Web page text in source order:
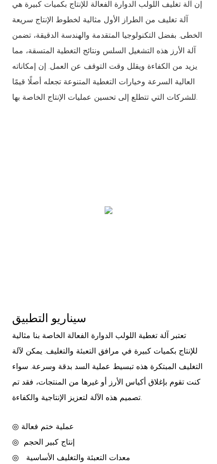
إن آلة تغليف اللولب الدوارة الفعالة للإنتاج بكميات كبيرة هي
آلة تغليف من الطراز الأول مثالية لخطوط الإنتاج سريعة
الخطى. بفضل التكنولوجيا المتقدمة والهندسة الدقيقة، تضمن
آلة الأرز هذه التشغيل السلس ونتائج التغطية المتسقة، مما
يزيد من الكفاءة ويقلل وقت التوقف عن العمل. إن إمكاناته
العالية السرعة وخيارات التغطية المتنوعة تجعله أصلًا قيمًا
للشركات التي تتطلع إلى تحسين عمليات الإنتاج الخاصة بها.
سيناريو التطبيق
تعتبر آلة تغطية اللولب الدوارة الفعالة الخاصة بنا مثالية
للإنتاج بكميات كبيرة في مرافق التعبئة والتغليف. يمكن لآلة
التغليف المبتكرة هذه تبسيط عملية السد بدقة وسرعة. سواء
كنت تقوم بإغلاق أكياس الأرز أو غيرها من المنتجات، فقد تم
تصميم هذه الآلة لتعزيز الإنتاجية والكفاءة.
◎
إنتاج كبير الحجم
◎
معدات التعبئة والتغليف الأساسية